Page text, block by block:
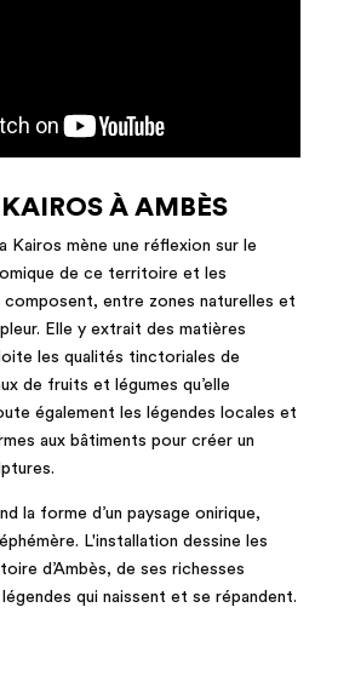
À AMBÈS
Kairos mène une réflexion sur le
de ce territoire et les
composent, entre zones naturelles et
Elle y extrait des matières
les qualités tinctoriales de
de fruits et légumes qu’elle
également les légendes locales et
aux bâtiments pour créer un
la forme d’un paysage onirique,
L'installation dessine les
d’Ambès, de ses richesses
qui naissent et se répandent.